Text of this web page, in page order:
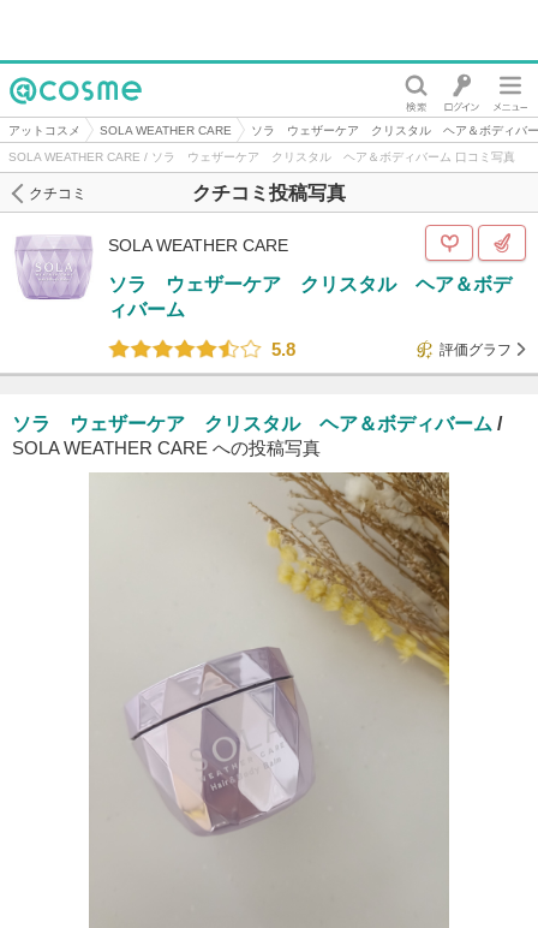
@cosme
アットコスメ SOLA WEATHER CARE
ソラ ウェザーケア クリスタル ヘア＆ボディバ
SOLA WEATHER CARE / ソラ ウェザーケア クリスタル ヘア＆ボディバーム 口コミ写真
クチコミ投稿写真
クチコミ
SOLA WEATHER CARE
ソラ ウェザーケア クリスタル ヘア＆ボデ
ィバーム
5.8
評価グラフ
ソラ ウェザーケア クリスタル ヘア＆ボディバーム /
SOLA WEATHER CARE への投稿写真